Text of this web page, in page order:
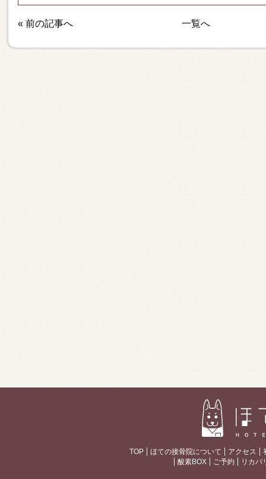
« 前の記事へ 一覧へ
TOP ほての接骨院について アクセス
酸素BOX
ご予約 リカバ